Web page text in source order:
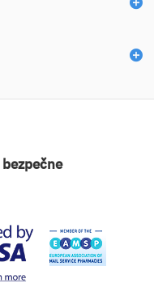
bezpečne